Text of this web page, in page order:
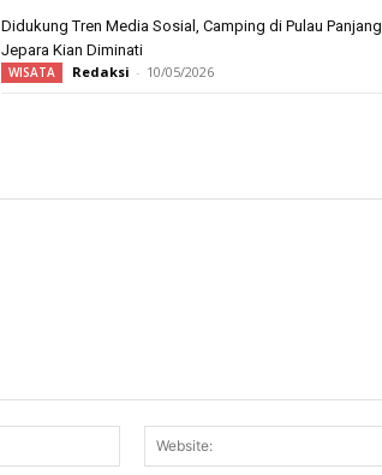
Didukung Tren Media Sosial, Camping di Pulau Panjang
Jepara Kian Diminati
WISATA Redaksi - 10/05/2026
Email:*